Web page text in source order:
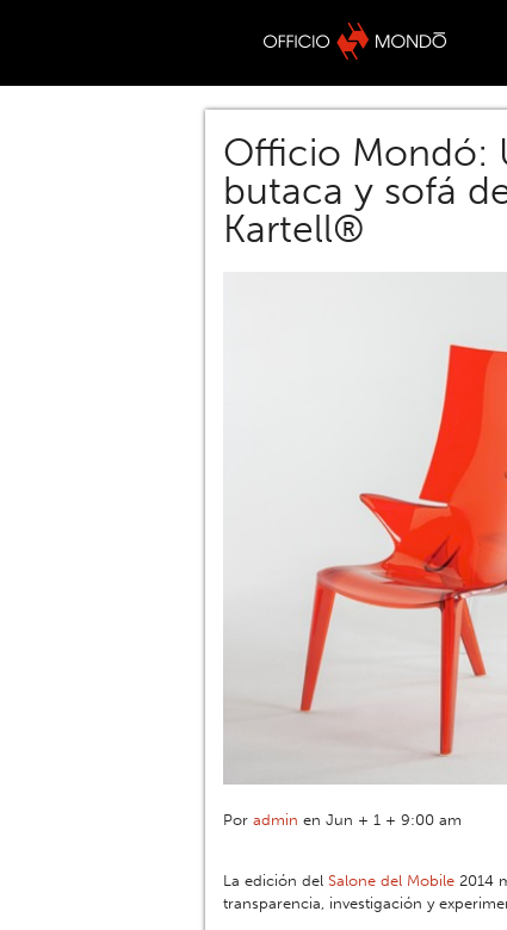
Officio Mondó:
butaca y sofá
Kartell®
Por admin en Jun + 1 + 9:00 am
La edición del Salone del Mobile 2014
transparencia, investigación y